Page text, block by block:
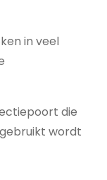
in veel
die
wordt